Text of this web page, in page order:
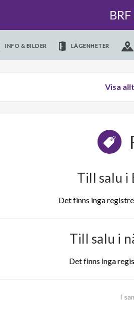
INFO & BILDER LÄGENHETER
Visa
Till salu i
Det finns inga
Till salu i
Det finns inga
I